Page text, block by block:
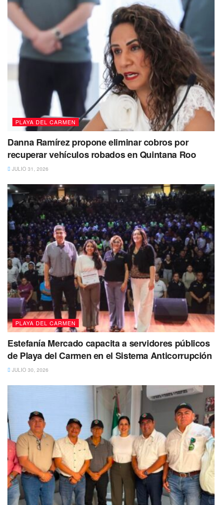
limpio, atendiendo de manera oportuna los reportes de la
población.
Con ello, el gobierno municipal que encabeza la
presidenta Lili Campos exhorta a la ciudadanía a hacer
uso de los canales a su disposición, para reportar
cualquier atención que requiera la intervención de
Servicios Públicos, a fin de colaborar en el continuo
mejoramiento urbano de todo Solidaridad.
Tags: Lili Campos Playa del Carmen puerto aventuras
PLAYA DEL CARMEN
Danna Ramírez propone eliminar cobros por
recuperar vehículos robados en Quintana Roo
JULIO 31, 2026
PLAYA DEL CARMEN
Estefanía Mercado capacita a servidores públicos
de Playa del Carmen en el Sistema Anticorrupción
JULIO 30, 2026